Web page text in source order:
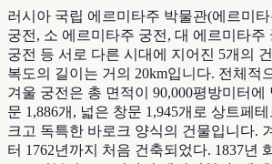
러시아 국립 에르미타주 박물관(에르미
궁전, 소 에르미타주 궁전, 대 에르미타주
궁전 등 서로 다른 시대에 지어진 5개의
복도의 길이는 거의 20km입니다. 전체적
겨울 궁전은 총 면적이 90,000평방미터에
문 1,886개, 넓은 창문 1,945개로 상트페
크고 독특한 바로크 양식의 건물입니다.
터 1762년까지 처음 건축되었다. 1837년